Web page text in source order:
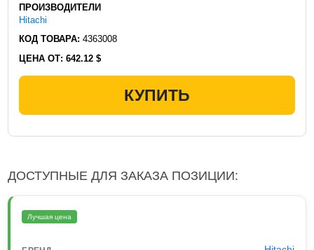
ПРОИЗВОДИТЕЛИ
Hitachi
КОД ТОВАРА: 4363008
ЦЕНА ОТ: 642.12 $
КУПИТЬ
ДОСТУПНЫЕ ДЛЯ ЗАКАЗА ПОЗИЦИИ:
Лучшая цена